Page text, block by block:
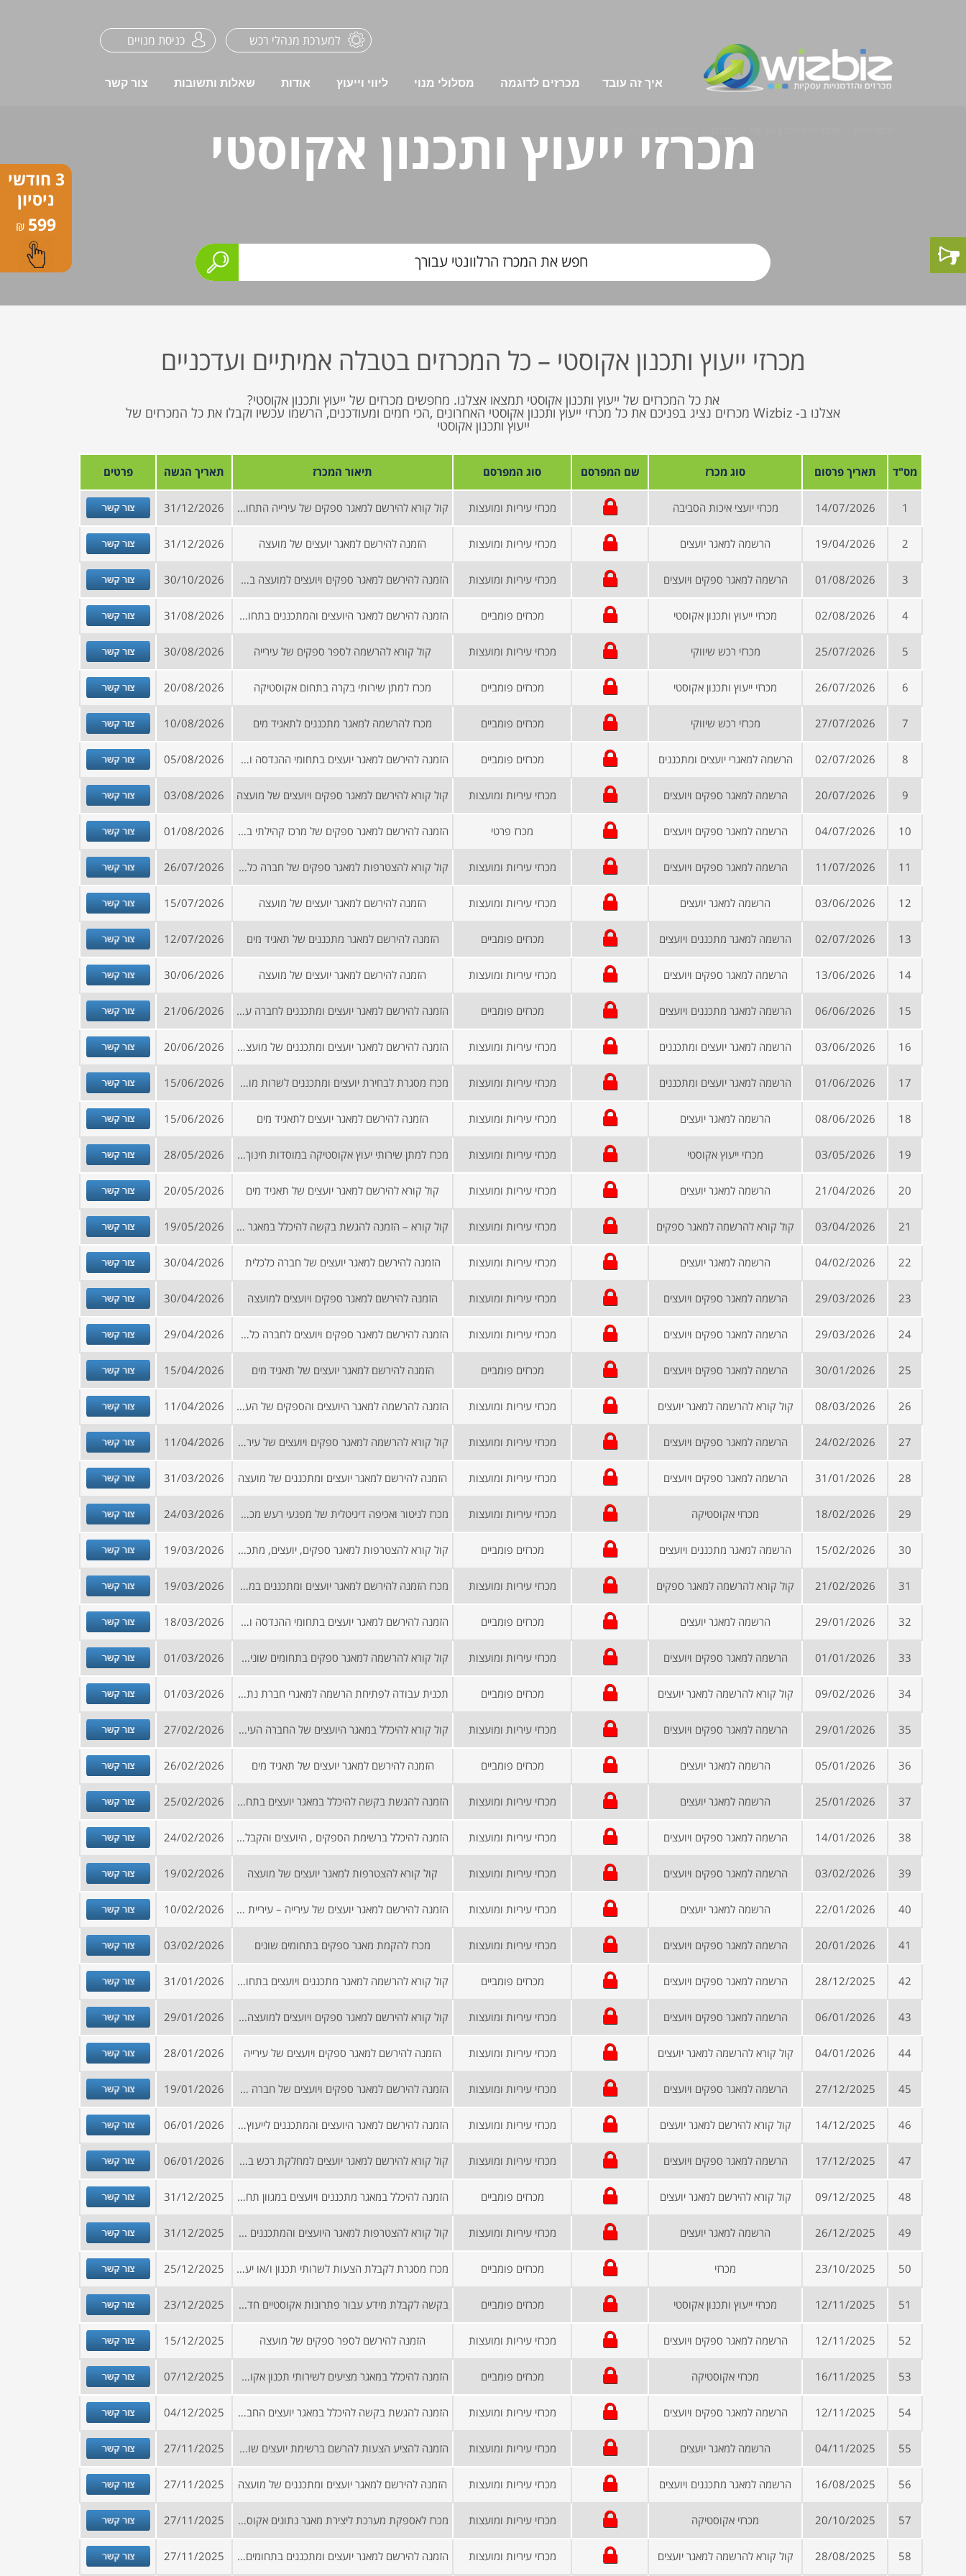
כניסת מנויים למערכת מנהלי רכש
איך זה עובד מכרזים לדוגמה מסלולי מנוי ליווי וייעוץ אודות שאלות ותשובות צור קשר
מכרזי ייעוץ ותכנון אקוסטי
מכרזי ייעוץ ותכנון אקוסטי – כל המכרזים בטבלה אמיתיים ועדכניים
את כל המכרזים של ייעוץ ותכנון אקוסטי תמצאו אצלנו. מחפשים מכרזים של ייעוץ ותכנון אקוסטי?
אצלנו ב- Wizbiz מכרזים נציג בפניכם את כל מכרזי ייעוץ ותכנון אקוסטי האחרונים ,הכי חמים ומעודכנים, הרשמו עכשיו וקבלו את כל המכרזים של
ייעוץ ותכנון אקוסטי
מס"ד תאריך פרסום סוג מכרז שם המפרסם סוג המפרסם תיאור המכרז תאריך הגשה פרטים
1
14/07/2026 מכרזי יועצי איכות הסביבה מכרזי עיריות ומועצות קול קורא להירשם למאגר ספקים של עירייה התחום איכות הסביבה 31/12/2026 צור קשר
2
19/04/2026 הרשמה למאגר יועצים מכרזי עיריות ומועצות הזמנה להירשם למאגר יועצים של מועצה 31/12/2026 צור קשר
3
01/08/2026 הרשמה למאגר ספקים ויועצים מכרזי עיריות ומועצות הזמנה להירשם למאגר ספקים ויועצים למועצה בצפון הארץ 30/10/2026 צור קשר
4
02/08/2026 מכרזי ייעוץ ותכנון אקוסטי מכרזים פומביים הזמנה להירשם למאגר היועצים והמתכננים בתחומים הבאים: אקוסטיקה, חשמל, בדיקות קרינה, נגישות, מים ושפכים, כמאות, בטיחות אש, בטיחות בעבודה, יועצי קרקע, אגרונום, אנרגיה סולארית, מדידות, בנייה ירוקה, BIM ועוד 31/08/2026 צור קשר
5
25/07/2026 מכרזי רכש שיווקי מכרזי עיריות ומועצות קול קורא להרשמה לספר ספקים של עירייה 30/08/2026 צור קשר
6
26/07/2026 מכרזי ייעוץ ותכנון אקוסטי מכרזים פומביים מכרז למתן שירותי בקרה בתחום אקוסטיקה 20/08/2026 צור קשר
7
27/07/2026 מכרזי רכש שיווקי מכרזים פומביים מכרז להרשמה למאגר מתכננים לתאגיד מים 10/08/2026 צור קשר
8
02/07/2026 הרשמה למאגרי יועצים ומתכננים מכרזים פומביים הזמנה להירשם למאגר יועצים בתחומי ההנדסה והתכנון 05/08/2026 צור קשר
9
20/07/2026 הרשמה למאגר ספקים ויועצים מכרזי עיריות ומועצות קול קורא להירשם למאגר ספקים ויועצים של מועצה 03/08/2026 צור קשר
10
04/07/2026 הרשמה למאגר ספקים ויועצים מכרז פרטי הזמנה להירשם למאגר ספקים של מרכז קהילתי בדרום הארץ 01/08/2026 צור קשר
11
11/07/2026 הרשמה למאגר ספקים ויועצים מכרזי עיריות ומועצות קול קורא להצטרפות למאגר ספקים של חברה כלכלית 26/07/2026 צור קשר
12
03/06/2026 הרשמה למאגר יועצים מכרזי עיריות ומועצות הזמנה להירשם למאגר יועצים של מועצה 15/07/2026 צור קשר
13
02/07/2026 הרשמה למאגר מתכננים ויועצים מכרזים פומביים הזמנה להירשם למאגר מתכננים של תאגיד מים 12/07/2026 צור קשר
14
13/06/2026 הרשמה למאגר ספקים ויועצים מכרזי עיריות ומועצות הזמנה להירשם למאגר יועצים של מועצה 30/06/2026 צור קשר
15
06/06/2026 הרשמה למאגר מתכננים ויועצים מכרזים פומביים הזמנה להירשם למאגר יועצים ומתכננים לחברה עירונית 21/06/2026 צור קשר
16
03/06/2026 הרשמה למאגר יועצים ומתכננים מכרזי עיריות ומועצות הזמנה להירשם למאגר יועצים ומתכננים של מועצה בצפון 20/06/2026 צור קשר
17
01/06/2026 הרשמה למאגר יועצים ומתכננים מכרזי עיריות ומועצות מכרז מסגרת לבחירת יועצים ומתכננים לשרות מועצה 15/06/2026 צור קשר
18
08/06/2026 הרשמה למאגר יועצים מכרזי עיריות ומועצות הזמנה להירשם למאגר יועצים לתאגיד מים 15/06/2026 צור קשר
19
03/05/2026 מכרזי ייעוץ אקוסטי מכרזי עיריות ומועצות מכרז למתן שירותי יעוץ אקוסטיקה במוסדות חינוך וציבור, עבור עירייה 28/05/2026 צור קשר
20
21/04/2026 הרשמה למאגר יועצים מכרזי עיריות ומועצות קול קורא להירשם למאגר יועצים של תאגיד מים 20/05/2026 צור קשר
21
03/04/2026 קול קורא להרשמה למאגר ספקים מכרזי עיריות ומועצות קול קורא – הזמנה להגשת בקשה להיכלל במאגר ספקים/יועצים במגוון תחומים 19/05/2026 צור קשר
22
04/02/2026 הרשמה למאגר יועצים מכרזי עיריות ומועצות הזמנה להירשם למאגר יועצים של חברה כלכלית 30/04/2026 צור קשר
23
29/03/2026 הרשמה למאגר ספקים ויועצים מכרזי עיריות ומועצות הזמנה להירשם למאגר ספקים ויועצים למועצה 30/04/2026 צור קשר
24
29/03/2026 הרשמה למאגר ספקים ויועצים מכרזי עיריות ומועצות הזמנה להירשם למאגר ספקים ויועצים לחברה כלכלית 29/04/2026 צור קשר
25
30/01/2026 הרשמה למאגר ספקים ויועצים מכרזים פומביים הזמנה להירשם למאגר יועצים של תאגיד מים 15/04/2026 צור קשר
26
08/03/2026 קול קורא להרשמה למאגר יועצים מכרזי עיריות ומועצות הזמנה להרשמה למאגר היועצים והספקים של העירייה (פירוט התחומים נמצא באתר הרישום) 11/04/2026 צור קשר
27
24/02/2026 הרשמה למאגר ספקים ויועצים מכרזי עיריות ומועצות קול קורא להרשמה למאגר ספקים ויועצים של עירייה 11/04/2026 צור קשר
28
31/01/2026 הרשמה למאגר ספקים ויועצים מכרזי עיריות ומועצות הזמנה להירשם למאגר יועצים ומתכננים של מועצה 31/03/2026 צור קשר
29
18/02/2026 מכרזי אקוסטיקה מכרזי עיריות ומועצות מכרז לניטור ואכיפה דיגיטלית של מפגעי רעש מכלי רכב, באמצעות מצלמות אכיפה 24/03/2026 צור קשר
30
15/02/2026 הרשמה למאגר מתכננים ויועצים מכרזים פומביים קול קורא להצטרפות למאגר ספקים, יועצים, מתכננים ומודדים לתאגיד מים 19/03/2026 צור קשר
31
21/02/2026 קול קורא להרשמה למאגר ספקים מכרזי עיריות ומועצות מכרז הזמנה להירשם למאגר יועצים ומתכננים במגוון תחומים ונושאים 19/03/2026 צור קשר
32
29/01/2026 הרשמה למאגר יועצים מכרזים פומביים הזמנה להירשם למאגר יועצים בתחומי ההנדסה והתכנון עבור רשויות מקומיות 18/03/2026 צור קשר
33
01/01/2026 הרשמה למאגר ספקים ויועצים מכרזי עיריות ומועצות קול קורא להרשמה למאגר ספקים בתחומים שונים לעירייה 01/03/2026 צור קשר
34
09/02/2026 קול קורא להרשמה למאגר יועצים מכרזים פומביים תכנית עבודה לפתיחת הרשמה למאגרי חברת נתיבי ישראל לשנת 2026 01/03/2026 צור קשר
35
29/01/2026 הרשמה למאגר ספקים ויועצים מכרזי עיריות ומועצות קול קורא להיכלל במאגר היועצים של החברה העירונית לתרבות, נוער, ספורט ונופש אשקלון 27/02/2026 צור קשר
36
05/01/2026 הרשמה למאגר יועצים מכרזים פומביים הזמנה להירשם למאגר יועצים של תאגיד מים 26/02/2026 צור קשר
37
25/01/2026 הרשמה למאגר יועצים מכרזי עיריות ומועצות הזמנה להגשת בקשה להיכלל במאגר יועצים בתחום: התכנון, אדריכלות, פיקוח, מדידות, הנדסה ותשתיות, כלכלי 25/02/2026 צור קשר
38
14/01/2026 הרשמה למאגר ספקים ויועצים מכרזי עיריות ומועצות הזמנה להיכלל ברשימת הספקים , היועצים והקבלנים של חברות עירוניות לצורך הליכים תחרותיים ומכרזי זוטא 24/02/2026 צור קשר
39
03/02/2026 הרשמה למאגר ספקים ויועצים מכרזי עיריות ומועצות קול קורא להצטרפות למאגר יועצים של מועצה 19/02/2026 צור קשר
40
22/01/2026 הרשמה למאגר יועצים מכרזי עיריות ומועצות הזמנה להירשם למאגר יועצים של עירייה – עיריית רמלה 10/02/2026 צור קשר
41
20/01/2026 הרשמה למאגר ספקים ויועצים מכרזי עיריות ומועצות מכרז להקמת מאגר ספקים בתחומים שונים 03/02/2026 צור קשר
42
28/12/2025 הרשמה למאגר ספקים ויועצים מכרזים פומביים קול קורא להרשמה למאגר מתכננים ויועצים בתחומים שונים לתאגיד מים 31/01/2026 צור קשר
43
06/01/2026 הרשמה למאגר ספקים ויועצים מכרזי עיריות ומועצות קול קורא להירשם למאגר ספקים ויועצים למועצה בצפון 29/01/2026 צור קשר
44
04/01/2026 קול קורא להרשמה למאגר יועצים מכרזי עיריות ומועצות הזמנה להירשם למאגר ספקים ויועצים של עירייה 28/01/2026 צור קשר
45
27/12/2025 הרשמה למאגר ספקים ויועצים מכרזי עיריות ומועצות הזמנה להירשם למאגר ספקים ויועצים של חברה עירונית 19/01/2026 צור קשר
46
14/12/2025 קול קורא להירשם למאגר יועצים מכרזי עיריות ומועצות הזמנה להירשם למאגר היועצים והמתכננים לייעוץ וליווי במגוון תחומים 06/01/2026 צור קשר
47
17/12/2025 הרשמה למאגר ספקים ויועצים מכרזי עיריות ומועצות קול קורא להירשם למאגר יועצים למחלקת רכש בתחומים המפורטים בקובץ המצורף 06/01/2026 צור קשר
48
09/12/2025 קול קורא להירשם למאגר יועצים מכרזים פומביים הזמנה להיכלל במאגר מתכננים ויועצים במגוון תחומים 31/12/2025 צור קשר
49
26/12/2025 הרשמה למאגר יועצים מכרזי עיריות ומועצות קול קורא להצטרפות למאגר היועצים והמתכננים של חברה 31/12/2025 צור קשר
50
23/10/2025 מכרזי מכרזים פומביים מכרז מסגרת לקבלת הצעות לשרותי תכנון ו/או יעוץ בתחומים שונים 25/12/2025 צור קשר
51
12/11/2025 מכרזי ייעוץ ותכנון אקוסטי מכרזים פומביים בקשה לקבלת מידע עבור פתרונות אקוסטיים חדשניים 23/12/2025 צור קשר
52
12/11/2025 הרשמה למאגר ספקים ויועצים מכרזי עיריות ומועצות הזמנה להירשם לספר ספקים של מועצה 15/12/2025 צור קשר
53
16/11/2025 מכרזי אקוסטיקה מכרזים פומביים הזמנה להיכלל במאגר מציעים לשירותי תכנון אקוסטי 07/12/2025 צור קשר
54
12/11/2025 הרשמה למאגר ספקים ויועצים מכרזי עיריות ומועצות הזמנה להגשת בקשה להיכלל במאגר יועצים החברה כלכלית 04/12/2025 צור קשר
55
04/11/2025 הרשמה למאגר יועצים מכרזי עיריות ומועצות הזמנה להציע הצעות להרשם ברשימת יועצים שונים למתן שירותי תכנון וייעוץ עבור מספר רשויות 27/11/2025 צור קשר
56
16/08/2025 הרשמה למאגר מתכננים ויועצים מכרזי עיריות ומועצות הזמנה להירשם למאגר יועצים ומתכננים של מועצה 27/11/2025 צור קשר
57
20/10/2025 מכרזי אקוסטיקה מכרזי עיריות ומועצות מכרז לאספקת מערכת ליצירת מאגר נתונים אקוסטיים מכלי רכב 27/11/2025 צור קשר
58
28/08/2025 קול קורא להרשמה למאגר יועצים מכרזי עיריות ומועצות הזמנה להירשם למאגר יועצים ומתכננים בתחומים שונים כמפורט בנספח 27/11/2025 צור קשר
3 חודשי
ניסיון
599
₪